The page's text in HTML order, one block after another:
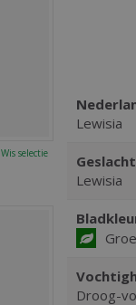
Lewisia
Lewisia
Droog-
Wis selectie